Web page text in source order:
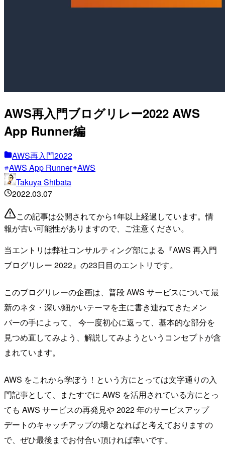
AWS再入門ブログリレー2022 AWS
App Runner編
AWS再入門2022
AWS App Runner AWS
Takuya Shibata
2022.03.07
この記事は公開されてから1年以上経過しています。情
報が古い可能性がありますので、ご注意ください。
当エントリは弊社コンサルティング部による『AWS 再入門
ブログリレー 2022』の23日目のエントリです。
このブログリレーの企画は、普段 AWS サービスについて最
新のネタ・深い/細かいテーマを主に書き連ねてきたメン
バーの手によって、 今一度初心に返って、基本的な部分を
見つめ直してみよう、解説してみようというコンセプトが含
まれています。
AWS をこれから学ぼう！という方にとっては文字通りの入
門記事として、またすでに AWS を活用されている方にとっ
ても AWS サービスの再発見や 2022 年のサービスアップ
デートのキャッチアップの場となればと考えておりますの
で、ぜひ最後までお付合い頂ければ幸いです。